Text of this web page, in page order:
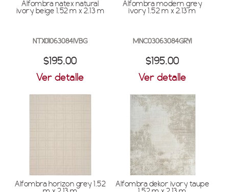
Alfombra natex natural
ivory beige 1.52 m x 2.13 m
NTX01063084IVBG
$195.00
Ver detalle
Alfombra modern grey
ivory 1.52 m x 2.13 m
MNC03063084GRYI
$195.00
Ver detalle
Alfombra horizon grey 1.52
Alfombra dekor ivory taupe